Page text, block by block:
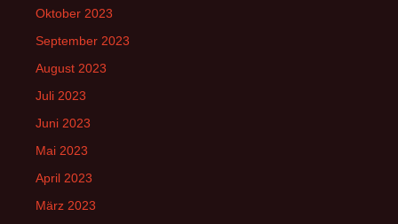
Oktober 2023
September 2023
August 2023
Juli 2023
Juni 2023
Mai 2023
April 2023
März 2023